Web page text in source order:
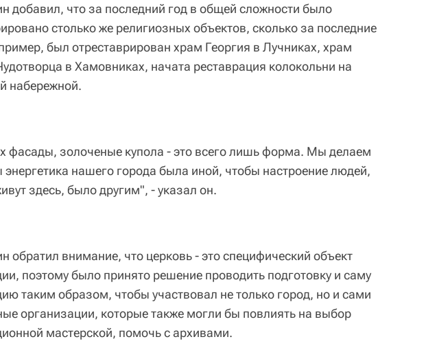
добавил, что за последний год в общей сложности было
столько же религиозных объектов, сколько за последние
был отреставрирован храм Георгия в Лучниках, храм
в Хамовниках, начата реставрация колокольни на
набережной.
фасады, золоченые купола - это всего лишь форма. Мы делаем
энергетика нашего города была иной, чтобы настроение людей,
здесь, было другим", - указал он.
обратил внимание, что церковь - это специфический объект
поэтому было принято решение проводить подготовку и саму
таким образом, чтобы участвовал не только город, но и сами
организации, которые также могли бы повлиять на выбор
мастерской, помочь с архивами.